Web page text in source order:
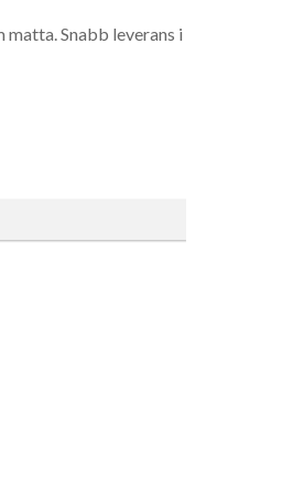
Snabb leverans i
verktyg.